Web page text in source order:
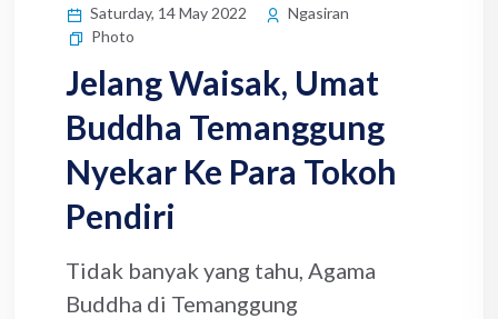
Saturday, 14 May 2022
Ngasiran
Photo
Jelang Waisak, Umat
Buddha Temanggung
Nyekar Ke Para Tokoh
Pendiri
Tidak banyak yang tahu, Agama
Buddha di Temanggung